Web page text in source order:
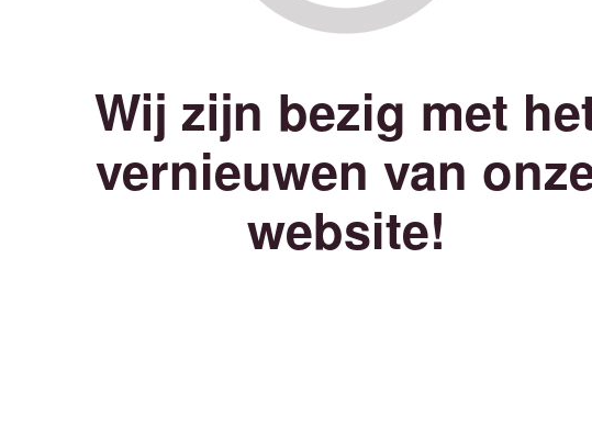
Wij zijn bezig met
vernieuwen van
website!